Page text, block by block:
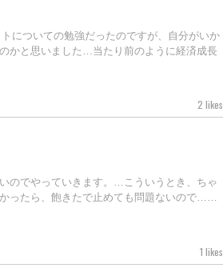
についての勉強だったのですが、自分がいか
かと思いました…当たり前のように経済成長
2 likes
のでやっていきます。…こういうとき、ちゃ
ったら、飽きたで止めても問題ないので……
1 likes